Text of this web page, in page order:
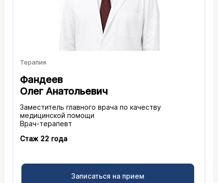
Терапия
Фандеев
Олег Анатольевич
Заместитель главного врача по качеству
медицинской помощи
Врач-терапевт
Стаж 22 года
Записаться на прием